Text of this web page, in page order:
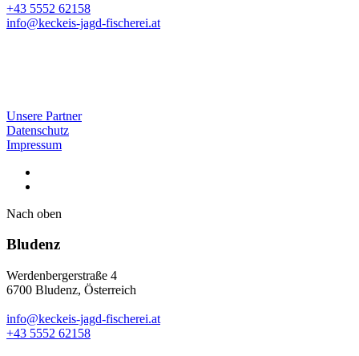
+43 5552 62158
info@keckeis-jagd-fischerei.at
Unsere Partner
Datenschutz
Impressum
Nach oben
Bludenz
Werdenbergerstraße 4
6700 Bludenz, Österreich
info@keckeis-jagd-fischerei.at
+43 5552 62158